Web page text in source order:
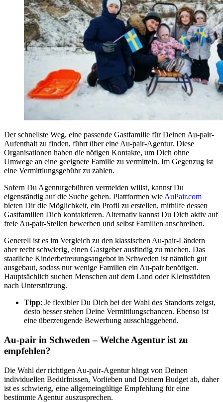
Der schnellste Weg, eine passende Gastfamilie für Deinen Au-pair-
Aufenthalt zu finden, führt über eine Au-pair-Agentur. Diese
Organisationen haben die nötigen Kontakte, um Dich ohne
Umwege an eine geeignete Familie zu vermitteln. Im Gegenzug ist
eine Vermittlungsgebühr zu zahlen.
Sofern Du Agenturgebühren vermeiden willst, kannst Du
eigenständig auf die Suche gehen. Plattformen wieAuPair.com
bieten Dir die Möglichkeit, ein Profil zu erstellen, mithilfe dessen
Gastfamilien Dich kontaktieren. Alternativ kannst Du Dich aktiv auf
freie Au-pair-Stellen bewerben und selbst Familien anschreiben.
Generell ist es im Vergleich zu den klassischen Au-pair-Ländern
aber recht schwierig, einen Gastgeber ausfindig zu machen. Das
staatliche Kinderbetreuungsangebot in Schweden ist nämlich gut
ausgebaut, sodass nur wenige Familien ein Au-pair benötigen.
Hauptsächlich suchen Menschen auf dem Land oder Kleinstädten
nach Unterstützung.
Tipp: Je flexibler Du Dich bei der Wahl des Standorts zeigst,
desto besser stehen Deine Vermittlungschancen. Ebenso ist
eine überzeugende Bewerbung ausschlaggebend.
Au-pair in Schweden – Welche Agentur ist zu
empfehlen?
Die Wahl der richtigen Au-pair-Agentur hängt von Deinen
individuellen Bedürfnissen, Vorlieben und Deinem Budget ab, daher
ist es schwierig, eine allgemeingültige Empfehlung für eine
bestimmte Agentur auszusprechen.